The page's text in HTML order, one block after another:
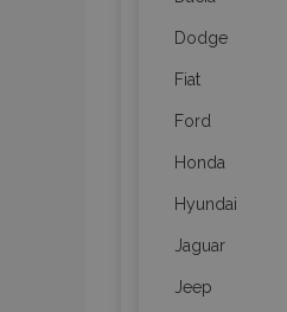
Dodge
Fiat
Ford
Honda
Hyundai
Jaguar
Jeep